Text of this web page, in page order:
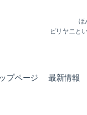
ほ
ビリヤニと
プページ 最新情報